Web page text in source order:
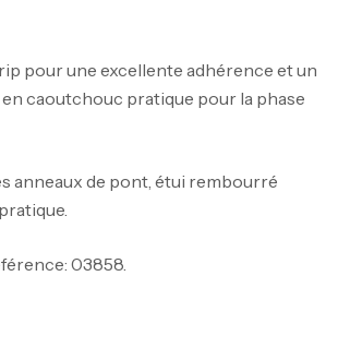
pour une excellente adhérence et un
caoutchouc pratique pour la phase
anneaux de pont, étui rembourré
03858.